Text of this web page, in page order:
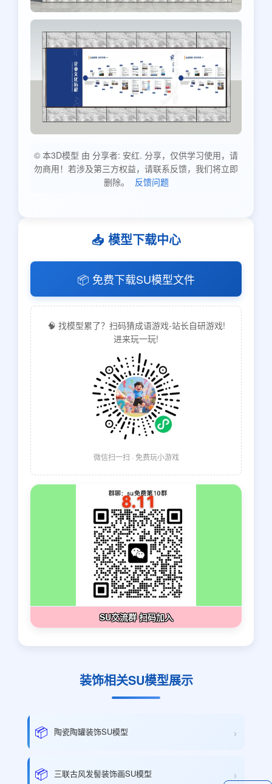
© 本3D模型 由 分享者: 安红. 分享，仅供学习使用，请
勿商用！若涉及第三方权益，请联系反馈，我们将立即
删除。
反馈问题
📥 模型下载中心
📦 免费下载SU模型文件
🧠 找模型累了？扫码猜成语游戏-站长自研游戏!
进来玩一玩!
微信扫一扫 · 免费玩小游戏
SU交流群 扫码加入
装饰相关SU模型展示
📦 陶瓷陶罐装饰SU模型 ›
📦 三联古风发髻装饰画SU模型 ›